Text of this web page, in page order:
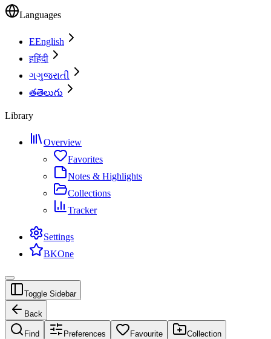
Languages
EEnglish
हहिंदी
ગગુજરાતી
తతెలుగు
Library
Overview
Favorites
Notes & Highlights
Collections
Tracker
Settings
BKOne
Toggle Sidebar
Back
Find Preferences Favourite Collection